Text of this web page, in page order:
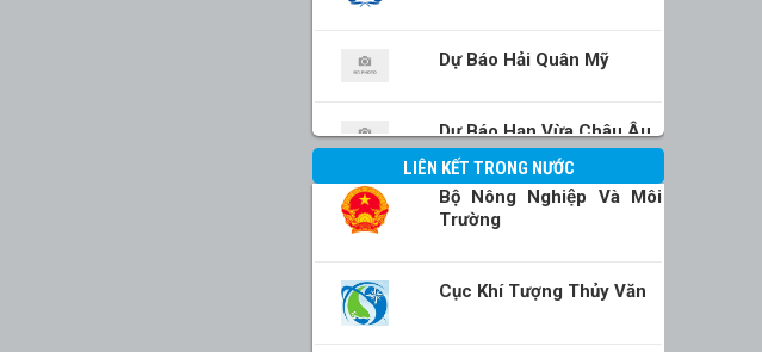
Dự Báo Hải Quân Mỹ
Dự Báo Hạn Vừa Châu Âu
LIÊN KẾT TRONG NƯỚC
Bộ Nông Nghiệp Và Môi
Trường
Cục Khí Tượng Thủy Văn